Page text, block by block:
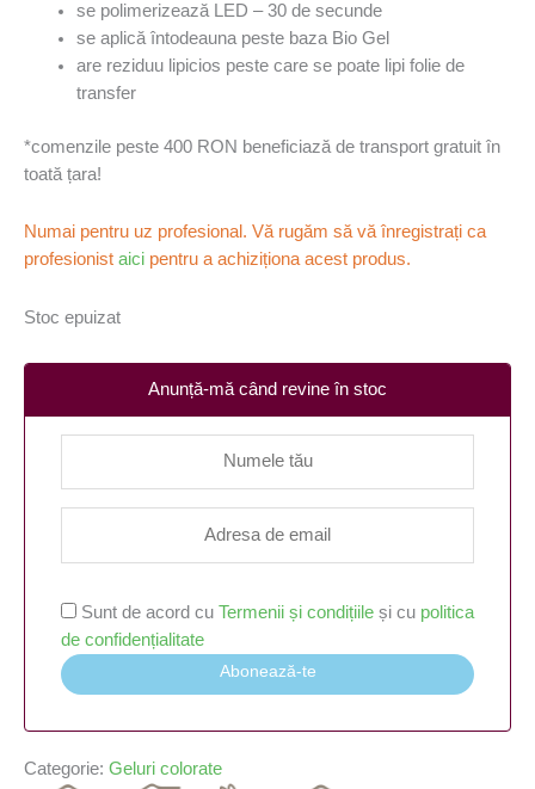
se polimerizează LED – 30 de secunde
se aplică întodeauna peste baza Bio Gel
are reziduu lipicios peste care se poate lipi folie de
transfer
*comenzile peste 400 RON beneficiază de transport gratuit în
toată țara!
Numai pentru uz profesional. Vă rugăm să vă înregistrați ca
profesionist aici pentru a achiziționa acest produs.
Stoc epuizat
Anunță-mă când revine în stoc
Sunt de acord cu Termenii și condițiile și cu politica
de confidențialitate
Abonează-te
Categorie: Geluri colorate